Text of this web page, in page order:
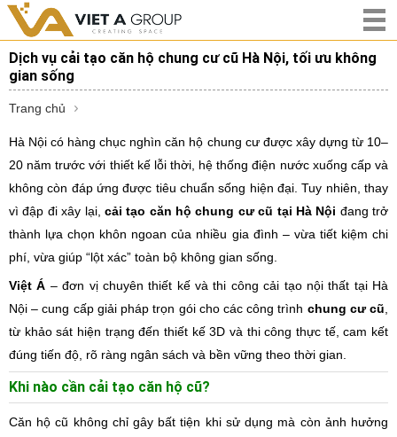
Dịch vụ cải tạo căn hộ chung cư cũ Hà Nội, tối ưu không
gian sống
Trang chủ
Hà Nội có hàng chục nghìn căn hộ chung cư được xây dựng từ 10–
20 năm trước với thiết kế lỗi thời, hệ thống điện nước xuống cấp và
không còn đáp ứng được tiêu chuẩn sống hiện đại. Tuy nhiên, thay
vì đập đi xây lại, cải tạo căn hộ chung cư cũ tại Hà Nội đang trở
thành lựa chọn khôn ngoan của nhiều gia đình – vừa tiết kiệm chi
phí, vừa giúp “lột xác” toàn bộ không gian sống.
Việt Á – đơn vị chuyên thiết kế và thi công cải tạo nội thất tại Hà
Nội – cung cấp giải pháp trọn gói cho các công trình chung cư cũ
từ khảo sát hiện trạng đến thiết kế 3D và thi công thực tế, cam kết
đúng tiến độ, rõ ràng ngân sách và bền vững theo thời gian.
Khi nào cần cải tạo căn hộ cũ?
Căn hộ cũ không chỉ gây bất tiện khi sử dụng mà còn ảnh hưởng